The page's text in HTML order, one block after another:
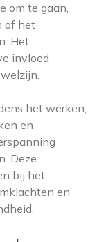
om te gaan,
of het
Het
invloed
het werken,
en
Deze
bij het
en